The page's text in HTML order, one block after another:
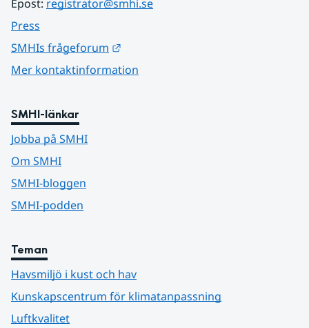
Epost: registrator@smhi.se
Press
SMHIs frågeforum
Mer kontaktinformation
SMHI-länkar
Jobba på SMHI
Om SMHI
SMHI-bloggen
SMHI-podden
Teman
Havsmiljö i kust och hav
Kunskapscentrum för klimatanpassning
Luftkvalitet